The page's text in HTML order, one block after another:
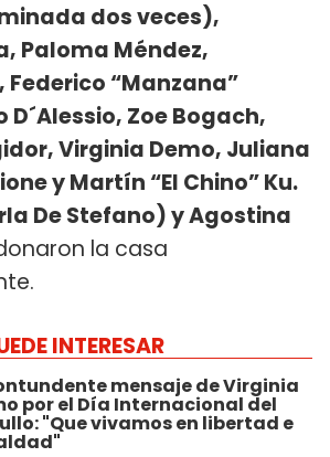
dos veces),
Paloma Méndez,
Federico “Manzana”
Zoe Bogach,
Virginia Demo, Juliana
y Martín “El Chino” Ku.
De Stefano) y Agostina
la casa
INTERESAR
mensaje de Virginia
por el Día Internacional del
"Que vivamos en libertad e